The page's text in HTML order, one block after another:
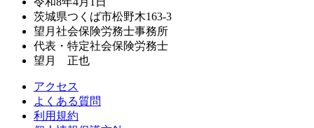
茨城県つくば市松野木163-3
望月社会保険労務士事務所
代表・特定社会保険労務士
望月 正也
アクセス
よくある質問
利用規約